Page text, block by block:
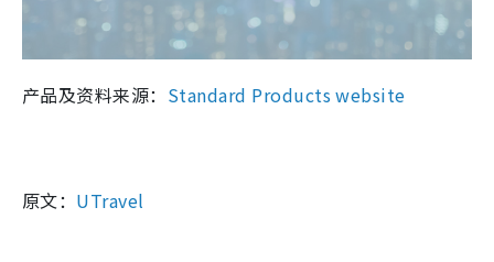
产品及资料来源： Standard Products website
原文： UTravel